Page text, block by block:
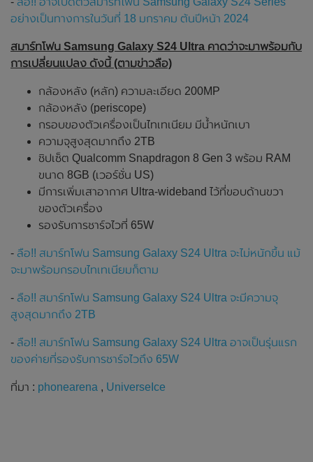
อย่างเป็นทางการในวันที่ 18 มกราคม ต้นปีหน้า 2024
สมาร์ทโฟน Samsung Galaxy S24 Ultra คาดว่าจะมาพร้อมกับ
การเปลี่ยนแปลง ดังนี้ (ตามข่าวลือ)
กล้องหลัง (หลัก) ความละเอียด 200MP
กล้องหลัง (periscope)
กรอบของตัวเครื่องเป็นไทเทเนียม มีน้ำหนักเบา
ความจุสูงสุดมากถึง 2TB
ชิปเซ็ต Qualcomm Snapdragon 8 Gen 3 พร้อม RAM
ขนาด 8GB (เวอร์ชั่น US)
มีการเพิ่มเสาอากาศ Ultra-wideband ไว้ที่ขอบด้านขวา
ของตัวเครื่อง
รองรับการชาร์จไวที่ 65W
- ลือ!! สมาร์ทโฟน Samsung Galaxy S24 Ultra จะไม่หนักขึ้น แม้
จะมาพร้อมกรอบไทเทเนียมก็ตาม
- ลือ!! สมาร์ทโฟน Samsung Galaxy S24 Ultra จะมีความจุ
สูงสุดมากถึง 2TB
- ลือ!! สมาร์ทโฟน Samsung Galaxy S24 Ultra อาจเป็นรุ่นแรก
ของค่ายที่รองรับการชาร์จไวถึง 65W
ที่มา : phonearena , UniverseIce